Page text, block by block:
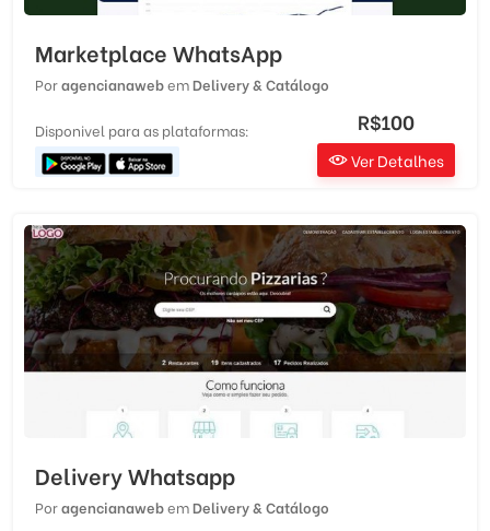
Marketplace WhatsApp
PoragencianawebemDelivery & Catálogo
Disponivel para as plataformas: R$100
Ver Detalhes
Delivery Whatsapp
PoragencianawebemDelivery & Catálogo